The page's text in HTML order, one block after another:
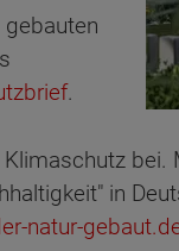
.
in
natur-